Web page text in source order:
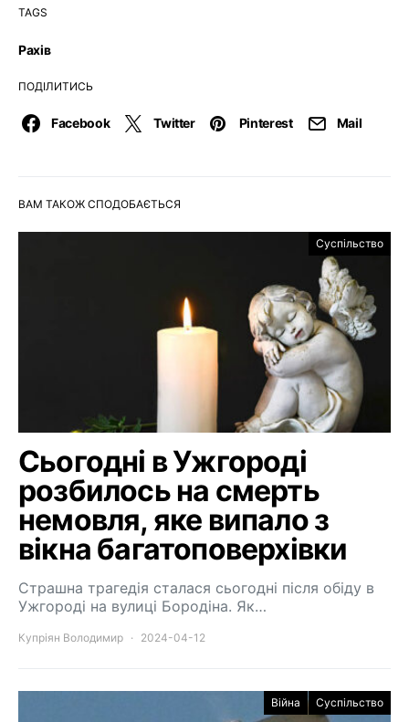
TAGS
Рахів
ПОДІЛИТИСЬ
Facebook Twitter Pinterest Mail
ВАМ ТАКОЖ СПОДОБАЄТЬСЯ
Суспільство
Сьогодні в Ужгороді
розбилось на смерть
немовля, яке випало з
вікна багатоповерхівки
Страшна трагедія сталася сьогодні після обіду в
Ужгороді на вулиці Бородіна. Як…
Купріян Володимир 2024-04-12
Війна Суспільство